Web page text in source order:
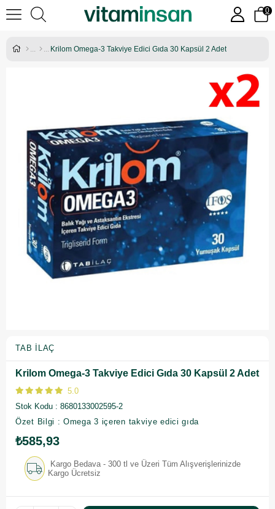
0
Krilom Omega-3 Takviye Edici Gıda 30 Kapsül 2 Adet
TAB İLAÇ
Krilom Omega-3 Takviye Edici Gıda 30 Kapsül 2 Adet
5.0
Stok Kodu
8680133002595-2
Özet Bilgi : Omega 3 içeren takviye edici gıda
₺585,93
Kargo Bedava - 300 tl ve Üzeri Tüm Alışverişlerinizde
Kargo Ücretsiz